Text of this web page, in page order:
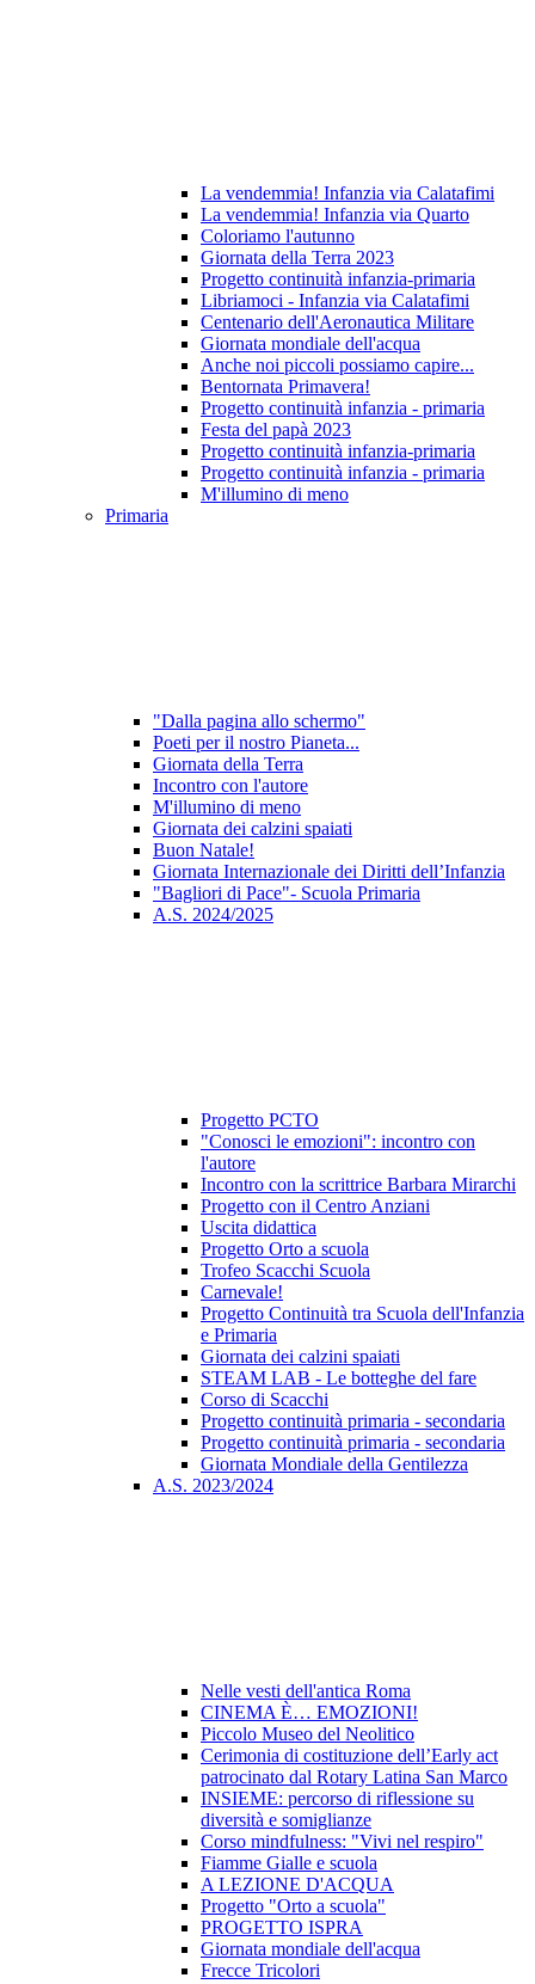
La vendemmia! Infanzia via Calatafimi
La vendemmia! Infanzia via Quarto
Coloriamo l'autunno
Giornata della Terra 2023
Progetto continuità infanzia-primaria
Libriamoci - Infanzia via Calatafimi
Centenario dell'Aeronautica Militare
Giornata mondiale dell'acqua
Anche noi piccoli possiamo capire...
Bentornata Primavera!
Progetto continuità infanzia - primaria
Festa del papà 2023
Progetto continuità infanzia-primaria
Progetto continuità infanzia - primaria
M'illumino di meno
Primaria
"Dalla pagina allo schermo"
Poeti per il nostro Pianeta...
Giornata della Terra
Incontro con l'autore
M'illumino di meno
Giornata dei calzini spaiati
Buon Natale!
Giornata Internazionale dei Diritti dell’Infanzia
"Bagliori di Pace"- Scuola Primaria
A.S. 2024/2025
Progetto PCTO
"Conosci le emozioni": incontro con
l'autore
Incontro con la scrittrice Barbara Mirarchi
Progetto con il Centro Anziani
Uscita didattica
Progetto Orto a scuola
Trofeo Scacchi Scuola
Carnevale!
Progetto Continuità tra Scuola dell'Infanzia
e Primaria
Giornata dei calzini spaiati
STEAM LAB - Le botteghe del fare
Corso di Scacchi
Progetto continuità primaria - secondaria
Progetto continuità primaria - secondaria
Giornata Mondiale della Gentilezza
A.S. 2023/2024
Nelle vesti dell'antica Roma
CINEMA È… EMOZIONI!
Piccolo Museo del Neolitico
Cerimonia di costituzione dell’Early act
patrocinato dal Rotary Latina San Marco
INSIEME: percorso di riflessione su
diversità e somiglianze
Corso mindfulness: "Vivi nel respiro"
Fiamme Gialle e scuola
A LEZIONE D'ACQUA
Progetto "Orto a scuola"
PROGETTO ISPRA
Giornata mondiale dell'acqua
Frecce Tricolori